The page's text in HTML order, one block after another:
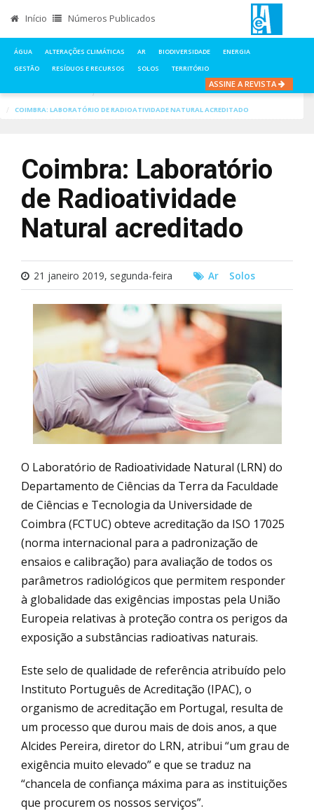
Início Números Publicados
ÁGUA ALTERAÇÕES CLIMÁTICAS AR BIODIVERSIDADE
ENERGIA
GESTÃO
RESÍDUOS E RECURSOS SOLOS TERRITÓRIO
ASSINE A REVISTA
COIMBRA: LABORATÓRIO DE RADIOATIVIDADE NATURAL ACREDITADO
Coimbra: Laboratório
de Radioatividade
Natural acreditado
21 janeiro 2019, segunda-feira Ar Solos
O Laboratório de Radioatividade Natural (LRN) do
Departamento de Ciências da Terra da Faculdade
de Ciências e Tecnologia da Universidade de
Coimbra (FCTUC) obteve acreditação da ISO 17025
(norma internacional para a padronização de
ensaios e calibração) para avaliação de todos os
parâmetros radiológicos que permitem responder
à globalidade das exigências impostas pela União
Europeia relativas à proteção contra os perigos da
exposição a substâncias radioativas naturais.
Este selo de qualidade de referência atribuído pelo
Instituto Português de Acreditação (IPAC), o
organismo de acreditação em Portugal, resulta de
um processo que durou mais de dois anos, a que
Alcides Pereira, diretor do LRN, atribui “um grau de
exigência muito elevado” e que se traduz na
“chancela de confiança máxima para as instituições
que procurem os nossos serviços”.